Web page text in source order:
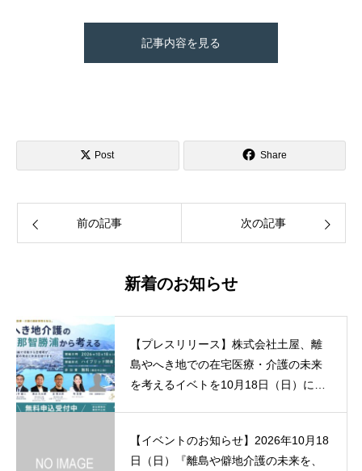
記事内容を見る
Post Share
前の記事 次の記事
新着のお知らせ
【プレスリリース】株式会社土屋、離
島やへき地での在宅医療・介護の未来
を考えるイベトを10月18日（日）に和
【イベントのお知らせ】2026年10月18
日（日）『離島や僻地介護の未来を、